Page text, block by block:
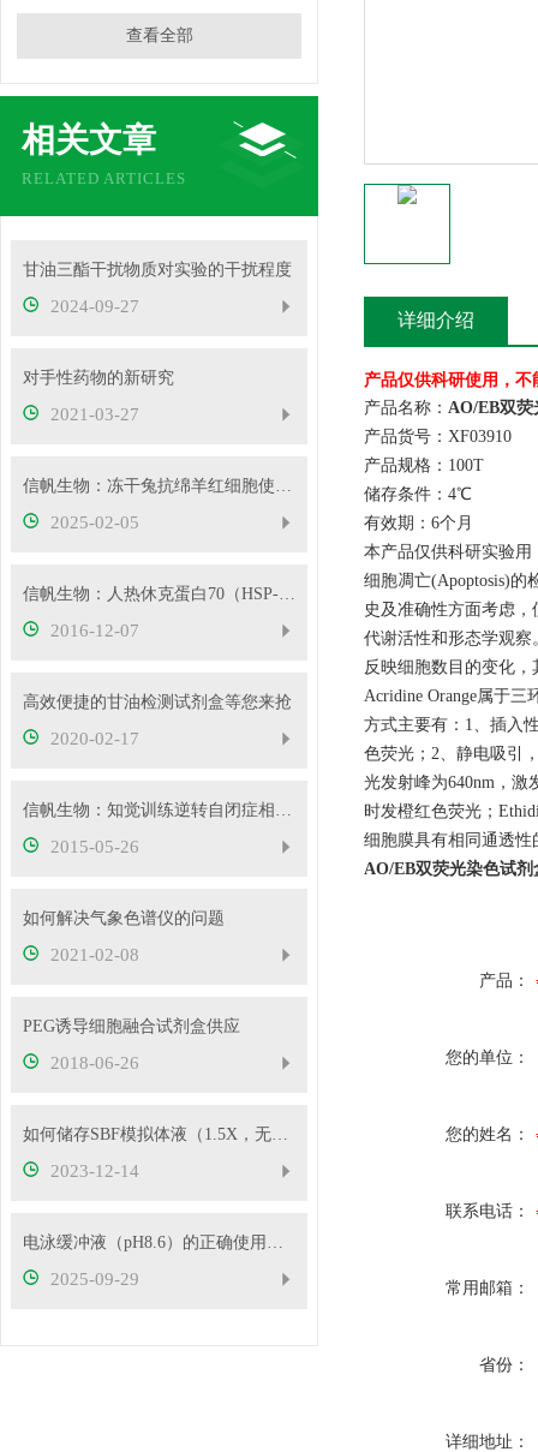
查看全部
相关文章
RELATED ARTICLES
甘油三酯干扰物质对实验的干扰程度
2024-09-27
对手性药物的新研究
2021-03-27
信帆生物：冻干兔抗绵羊红细胞使用方法
2025-02-05
信帆生物：人热休克蛋白70（HSP-70）ELISA试剂盒
2016-12-07
高效便捷的甘油检测试剂盒等您来抢
2020-02-17
信帆生物：知觉训练逆转自闭症相关的感知障碍
2015-05-26
如何解决气象色谱仪的问题
2021-02-08
PEG诱导细胞融合试剂盒供应
2018-06-26
如何储存SBF模拟体液（1.5X，无菌）
2023-12-14
电泳缓冲液（pH8.6）的正确使用方法
2025-09-29
详细介绍
产品仅供科研使用，
产品名称： AO/EB双荧
产品货号：XF03910
产品规格：100T
储存条件：4℃
有效期：6个月
本产品仅供科研实验用
细胞凋亡(Apoptosis)
史及准确性方面考虑
代谢活性和形态学观
反映细胞数目的变化
Acridine Orange属于
方式主要有：1、插入
色荧光；2、静电吸引
光发射峰为640nm，
时发橙红色荧光；
细胞膜具有相同通透性
AO/EB双荧光染色试剂
产品：
您的单位：
您的姓名：
联系电话：
常用邮箱：
省份：
详细地址：